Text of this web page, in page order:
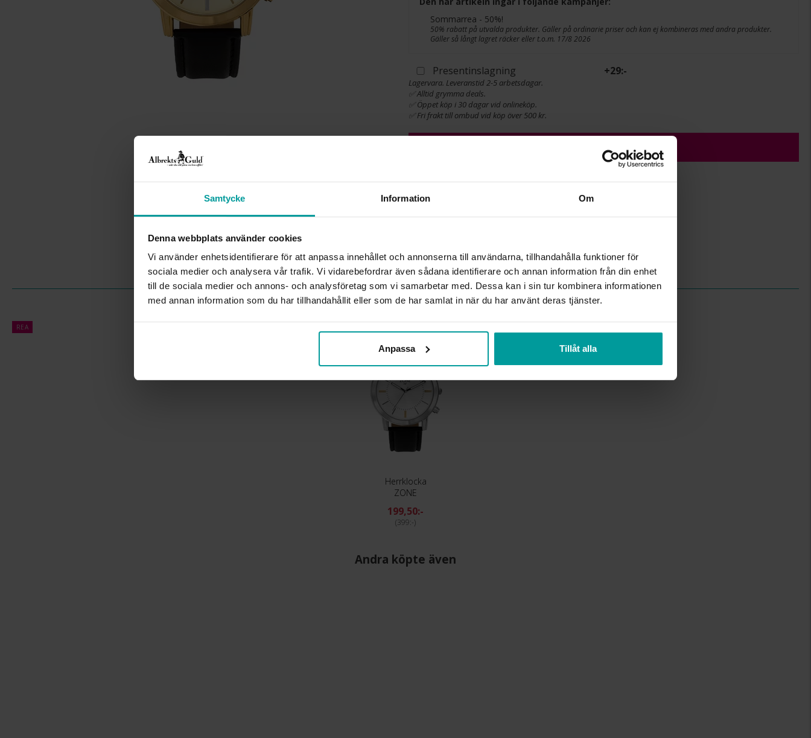
Samtycke Information Om
Denna webbplats använder cookies
Vi använder enhetsidentifierare för att anpassa innehållet och annonserna till användarna, tillhandahålla funktioner för
sociala medier och analysera vår trafik. Vi vidarebefordrar även sådana identifierare och annan information från din enhet
till de sociala medier och annons- och analysföretag som vi samarbetar med. Dessa kan i sin tur kombinera informationen
med annan information som du har tillhandahållit eller som de har samlat in när du har använt deras tjänster.
Anpassa Tillåt alla
Sommarrea - 50%!
50% rabatt på utvalda produkter. Gäller på ordinarie priser och kan ej kombineras med andra produkter.
Gäller så långt lagret räcker eller t.o.m. 17/8 2026
Presentinslagning +29:-
Lagervara. Leveranstid 2-5 arbetsdagar.
✅ Alltid grymma deals.
✅ Öppet köp i 30 dagar vid onlineköp.
✅ Fri frakt till ombud vid köp över 500 kr.
LÄGG I VARUKORGEN
MATERIAL
Metall, Guldfärgad
KLOCKARMBAND
Imiterat läder
Liknande produkter
REA
Herrklocka
ZONE
199,50:-
399:-
Andra köpte även